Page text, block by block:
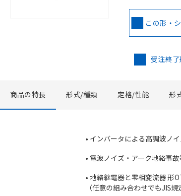
この形・
受注終
商品の特長 形式/種類 定格/性能 形
• インバータによる高調波ノ
• 電波ノイズ・アーク地絡事故
• 地絡継電器と零相変流器 形
（任意の組み合わせでもJIS